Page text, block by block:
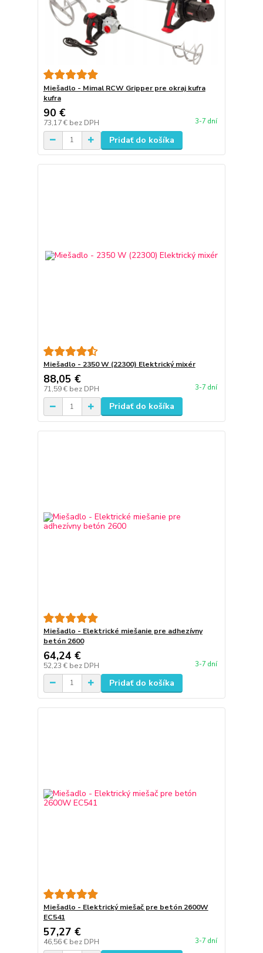
Miešadlo - Mimal RCW Gripper pre okraj kufra
kufra
90 €
73,17 € bez DPH 3-7 dní
Pridať do košíka
Miešadlo - 2350 W (22300) Elektrický mixér
88,05 €
71,59 € bez DPH 3-7 dní
Pridať do košíka
Miešadlo - Elektrické miešanie pre adhezívny
betón 2600
64,24 €
52,23 € bez DPH 3-7 dní
Pridať do košíka
Miešadlo - Elektrický miešač pre betón 2600W
EC541
57,27 €
46,56 € bez DPH 3-7 dní